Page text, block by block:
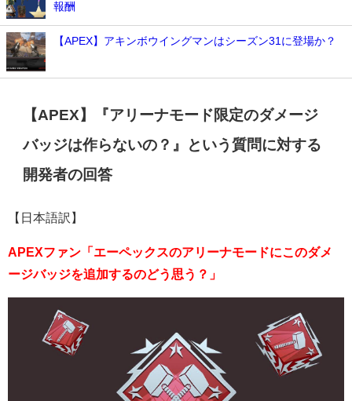
報酬
【APEX】アキンボウイングマンはシーズン31に登場か？
【APEX】『アリーナモード限定のダメージ
バッジは作らないの？』という質問に対する
開発者の回答
【日本語訳】
APEXファン「エーペックスのアリーナモードにこのダメ
ージバッジを追加するのどう思う？」